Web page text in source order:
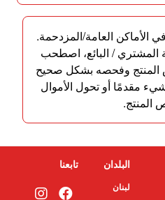
الأماكن العامة/المزدحمة.
المشتري / البائع، اصطحب
وفحصه بشكل صحيح
مقدمًا أو تحول الأموال
المنتج.
البلدان
لبنان
تابعنا